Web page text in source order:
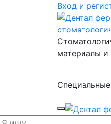
Вход и
материалы и